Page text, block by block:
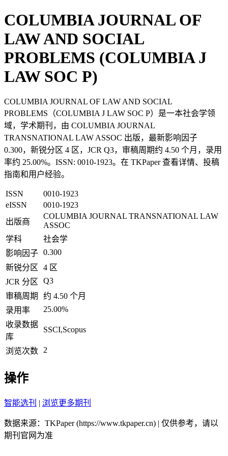
COLUMBIA JOURNAL OF
LAW AND SOCIAL
PROBLEMS (COLUMBIA J
LAW SOC P)
COLUMBIA JOURNAL OF LAW AND SOCIAL
PROBLEMS（COLUMBIA J LAW SOC P）是一本社会学领
域，学术期刊，由 COLUMBIA JOURNAL
TRANSNATIONAL LAW ASSOC 出版，最新影响因子
0.300，新锐分区 4 区，JCR Q3，审稿周期约 4.50 个月，录用
率约 25.00%。ISSN: 0010-1923。在 TKPaper 查看详情、投稿
指南和用户经验。
ISSN
0010-1923
eISSN
0010-1923
出版商
COLUMBIA JOURNAL TRANSNATIONAL LAW
ASSOC
学科
社会学
影响因子 0.300
新锐分区
4 区
JCR 分区
Q3
审稿周期
约 4.50 个月
录用率
25.00%
收录数据
库
SSCI,Scopus
浏览次数 2
操作
智能选刊 | 浏览更多期刊
数据来源：TKPaper (https://www.tkpaper.cn) | 仅供参考，请以
期刊官网为准